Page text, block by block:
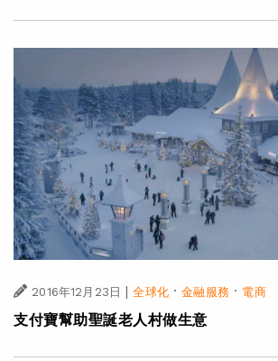
2016年12月23日 全球化·金融服務· 電商
支付寶幫助聖誕老人村做生意